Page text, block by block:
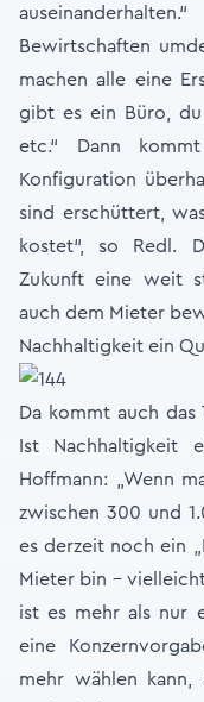
Bewirtschaften
machen alle eine
gibt es ein Büro,
etc.“ Dann
Konfiguration
sind erschüttert,
kostet“, so Redl.
Zukunft eine weit
auch dem Mieter
Nachhaltigkeit ein
Da kommt auch
Ist Nachhaltigkeit
Hoffmann: „Wenn
zwischen 300 und
es derzeit noch ein
Mieter bin –
ist es mehr als nur
eine
mehr wählen